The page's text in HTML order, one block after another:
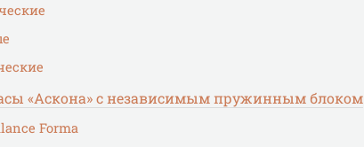
«Аскона» с независимым пружинным блоком
Forma